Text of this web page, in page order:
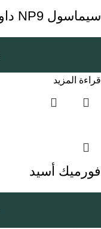
سيماسول NP9 داو امريكي
قراءة المزيد
فورميك أسيد